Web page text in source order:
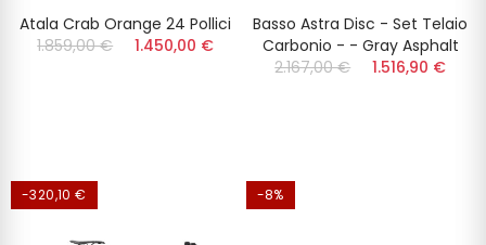
Atala Crab Orange 24 Pollici
1.859,00 €
1.450,00 €
Basso Astra Disc - Set Telaio
Carbonio - - Gray Asphalt
2.167,00 €
1.516,90 €
-320,10 € -8%